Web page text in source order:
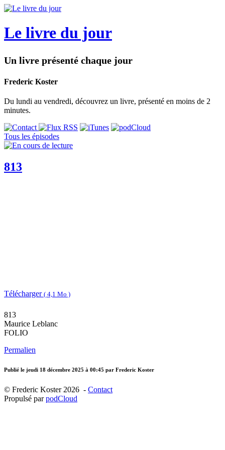
Le livre du jour
Un livre présenté chaque jour
Frederic Koster
Du lundi au vendredi, découvrez un livre, présenté en moins de 2
minutes.
Tous les épisodes
813
Télécharger ( 4,1 Mo )
813
Maurice Leblanc
FOLIO
Permalien
Publié le jeudi 18 décembre 2025 à 00:45 par Frederic Koster
© Frederic Koster 2026 - Contact
Propulsé parpodCloud